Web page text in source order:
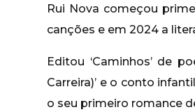
Rui Nova começou
canções e em 2024 a
Editou ‘Caminhos’ de
Carreira)’ e o conto
o seu primeiro romance